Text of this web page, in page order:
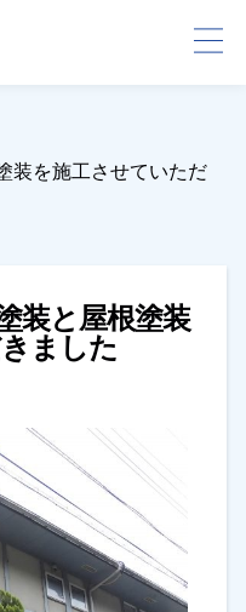
装を施工させていただ
装と屋根塗装
ました